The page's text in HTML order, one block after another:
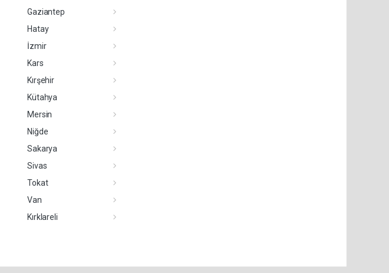
Gaziantep
Hatay
İzmir
Kars
Kırşehir
Kütahya
Mersin
Niğde
Sakarya
Sivas
Tokat
Van
Kırklareli